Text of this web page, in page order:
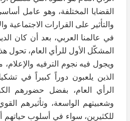
القضايا المختلفة، وهو عامل
والتأثير على القرارات الاجتماعية
في عالمنا العربي، بعد أن كان
المشكّل الأول للرأي العام، تحول
ويجول فيه نجوم الترفيه والإعلام،
الذين يلعبون دوراً كبيراً في
الرأي العام، بفضل حضورهم
وشعبيتهم الواسعة، وتأثيرهم
للكثيرين، سواء في أسلوب حياتهم